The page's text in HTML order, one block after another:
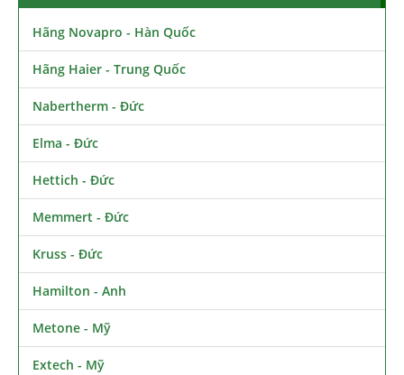
Hãng Novapro - Hàn Quốc
Hãng Haier - Trung Quốc
Nabertherm - Đức
Elma - Đức
Hettich - Đức
Memmert - Đức
Kruss - Đức
Hamilton - Anh
Metone - Mỹ
Extech - Mỹ